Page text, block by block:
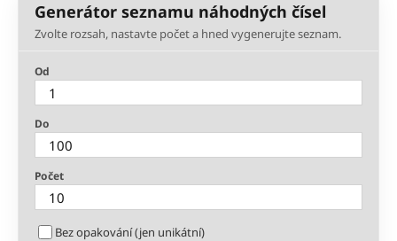
Generátor seznamu náhodných čísel
Zvolte rozsah, nastavte počet a hned vygenerujte seznam.
Od
Do
Počet
Bez opakování (jen unikátní)